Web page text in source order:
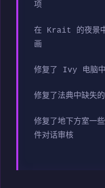
项
在 Krait 的夜景
画
修复了 Ivy 电脑中
修复了法典中缺失
修复了地下方室一
件对话审核